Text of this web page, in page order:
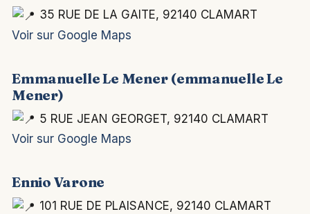
35 RUE DE LA GAITE, 92140 CLAMART
Voir sur Google Maps
Emmanuelle Le Mener (emmanuelle Le
Mener)
5 RUE JEAN GEORGET, 92140 CLAMART
Voir sur Google Maps
Ennio Varone
101 RUE DE PLAISANCE, 92140 CLAMART